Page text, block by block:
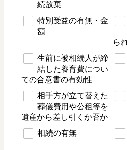
続放棄
特別受益の有無・金
額
ら
生前に被相続人が締
結した養育費につい
ての合意書の有効性
相手方が立て替えた
葬儀費用や公租等を
遺産から差し引くか否か
相続の有無